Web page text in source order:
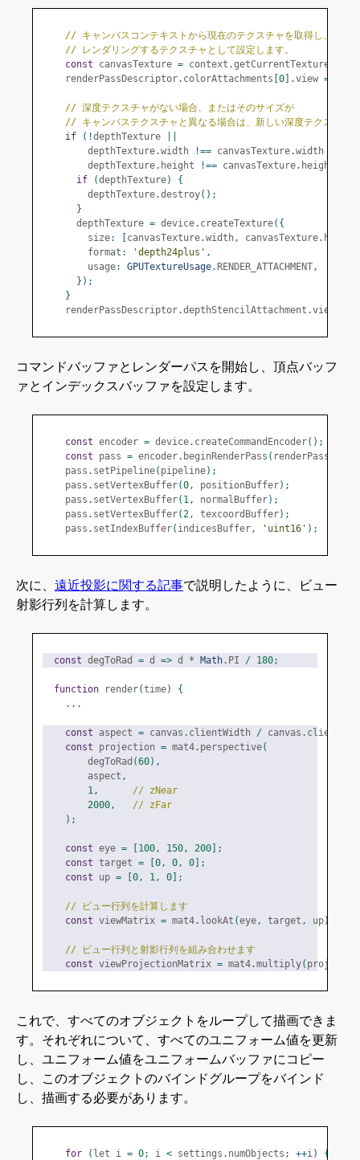
// キャンバスコンテキストから現在のテクスチャを取得し、
// レンダリングするテクスチャとして設定します。
const canvasTexture = context .getCurrentTexture
    renderPassDescriptor
. colorAttachments 0 ].view =
// 深度テクスチャがない場合、またはそのサイズが
// キャンバステクスチャと異なる場合は、新しい深度テクスチャ
if
(!depthTexture
        depthTexture
.width !== canvasTexture.width
        depthTexture
. height !== canvasTexture. height
if
(depthTexture)
{
        depthTexture
.destroy();
}
      depthTexture
= device. createTexture({
        size
: canvasTexture.width, canvasTexture. height
        format
: 'depth24plus' ,
        usage
: GPUTextureUsage. RENDER_ATTACHMENT,
});
}
    renderPassDescriptor
.depthStencilAttachment .view
コマンドバッファとレンダーパスを開始し、頂点バッフ
ァとインデックスバッファを設定します。
const encoder = device. createCommandEncoder();
const pass = encoder. beginRenderPass (
    pass
. setPipeline( pipeline);
    pass
. setVertexBuffer(0, positionBuffer);
    pass
. setVertexBuffer( 1, normalBuffer);
    pass
. setVertexBuffer(2, texcoordBuffer);
    pass
. setIndexBuffer( indicesBuffer, 'uint16' );
次に、 遠近投影に関する記事で説明したように、ビュー
射影行列を計算します。
const degToRad = d => d * Math. PI / 180;
function render(time)
{
...
const aspect = canvas . clientWidth / canvas .
const projection = mat4. perspective(
        degToRad
(60),
        aspect
,
1,
// zNear
2000,
// zFar
);
const eye = 100, 150, 200 ];
const target = 0, 0, 0 ];
const up = 0, 1, 0 ];
// ビュー行列を計算します
const viewMatrix = mat4. lookAt (eye, target , up);
// ビュー行列と射影行列を組み合わせます
const viewProjectionMatrix = mat4.multiply(
これで、すべてのオブジェクトをループして描画できま
す。それぞれについて、すべてのユニフォーム値を更新
し、ユニフォーム値をユニフォームバッファにコピー
し、このオブジェクトのバインドグループをバインド
し、描画する必要があります。
for ( let i = 0; i < settings . numObjects ; ++i)
{